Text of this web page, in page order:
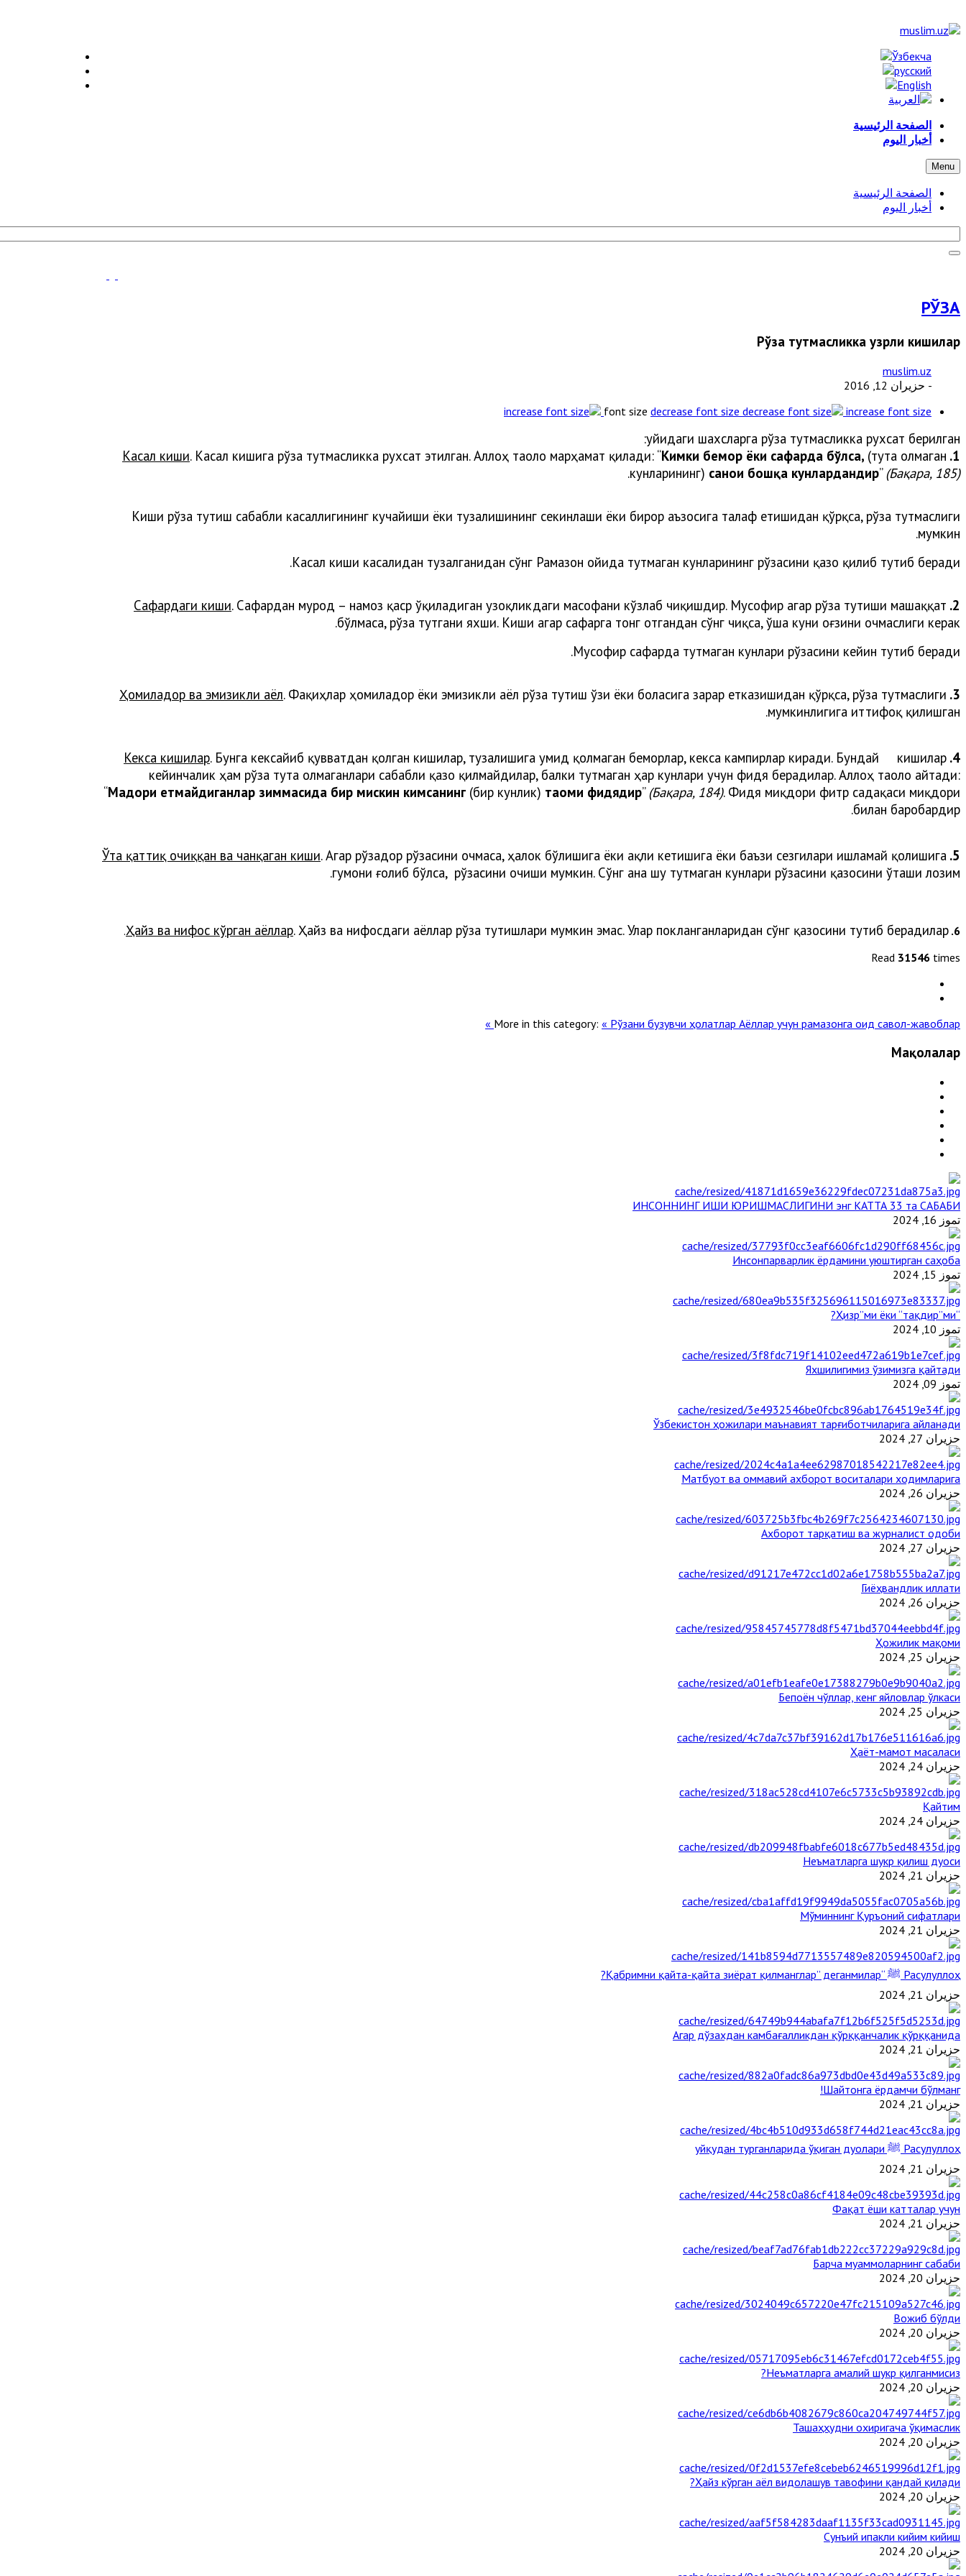
الصفحة الرئيسية
أخبار اليوم
Menu
الصفحة الرئيسية
أخبار اليوم
РЎЗА
Рўза тутмасликка узрли кишилар
muslim.uz
- حزيران 12, 2016
font size decrease font size increase font size
Қуйидаги шахсларга рўза тутмасликка рухсат берилган:
1.
Касал киши. Касал кишига рўза тутмасликка рухсат этилган. Аллоҳ таоло марҳамат қилади: “Кимки бемор ёки сафарда бўлса, (тута олмаган
кунларининг) саноғи бошқа кунлардандир”(Бақара, 185)
.
Киши рўза тутиш сабабли касаллигининг кучайиши ёки тузалишининг секинлаши ёки бирор аъзосига талаф етишидан қўрқса, рўза тутмаслиги
мумкин.
Касал киши касалидан тузалганидан сўнг Рамазон ойида тутмаган кунларининг рўзасини қазо қилиб тутиб беради.
2.
Сафардаги киши. Сафардан мурод – намоз қаср ўқиладиган узоқликдаги масофани кўзлаб чиқишдир. Мусофир агар рўза тутиши машаққат
бўлмаса, рўза тутгани яхши. Киши агар сафарга тонг отгандан сўнг чиқса, ўша куни оғзини очмаслиги керак.
Мусофир сафарда тутмаган кунлари рўзасини кейин тутиб беради.
3.
Ҳомиладор ва эмизикли аёл. Фақиҳлар ҳомиладор ёки эмизикли аёл рўза тутиш ўзи ёки боласига зарар етказишидан қўрқса, рўза тутмаслиги
мумкинлигига иттифоқ қилишган.
4.
Кекса кишилар. Бунга кексайиб қувватдан қолган кишилар, тузалишига умид қолмаган беморлар, кекса кампирлар киради. Бундай кишилар
кейинчалик ҳам рўза тута олмаганлари сабабли қазо қилмайдилар, балки тутмаган ҳар кунлари учун фидя берадилар. Аллоҳ таоло айтади:
“Мадори етмайдиганлар зиммасида бир мискин кимсанинг (бир кунлик) таоми фидядир”(Бақара, 184). Фидя миқдори фитр садақаси миқдори
билан баробардир.
5.
Ўта қаттиқ очиққан ва чанқаган киши. Агар рўзадор рўзасини очмаса, ҳалок бўлишига ёки ақли кетишига ёки баъзи сезгилари ишламай қолишига
гумони ғолиб бўлса, рўзасини очиши мумкин. Сўнг ана шу тутмаган кунлари рўзасини қазосини ўташи лозим.
6.
Ҳайз ва нифос кўрган аёллар. Ҳайз ва нифосдаги аёллар рўза тутишлари мумкин эмас. Улар покланганларидан сўнг қазосини тутиб берадилар
.
Read 31546 times
More in this category: « Рўзани бузувчи ҳолатлар Аёллар учун рамазонга оид савол-жавоблар »
Мақолалар
ИНСОННИНГ ИШИ ЮРИШМАСЛИГИНИ энг КАТТА 33 та САБАБИ
تموز 16, 2024
Инсонпарварлик ёрдамини уюштирган саҳоба
تموز 15, 2024
“Ҳизр”ми ёки “тақдир”ми?
تموز 10, 2024
Яхшилигимиз ўзимизга қайтади
تموز 09, 2024
Ўзбекистон ҳожилари маънавият тарғиботчиларига айланади
حزيران 27, 2024
Матбуот ва оммавий ахборот воситалари ходимларига
حزيران 26, 2024
Ахборот тарқатиш ва журналист одоби
حزيران 27, 2024
Гиёҳвандлик иллати
حزيران 26, 2024
Ҳожилик мақоми
حزيران 25, 2024
Бепоён чўллар, кенг яйловлар ўлкаси
حزيران 25, 2024
Ҳаёт-мамот масаласи
حزيران 24, 2024
Қайтим
حزيران 24, 2024
Неъматларга шукр қилиш дуоси
حزيران 21, 2024
Мўминнинг Қуръоний сифатлари
حزيران 21, 2024
Расулуллоҳ ﷺ “Қабримни қайта-қайта зиёрат қилманглар” деганмилар?
حزيران 21, 2024
Агар дўзахдан камбағалликдан қўрққанчалик қўрққанида
حزيران 21, 2024
Шайтонга ёрдамчи бўлманг!
حزيران 21, 2024
Расулуллоҳ ﷺ уйқудан турганларида ўқиган дуолари
حزيران 21, 2024
Фақат ёши катталар учун
حزيران 21, 2024
Барча муаммоларнинг сабаби
حزيران 20, 2024
Вожиб бўлди
حزيران 20, 2024
Неъматларга амалий шукр қилганмисиз?
حزيران 20, 2024
Ташаҳҳудни охиригача ўқимаслик
حزيران 20, 2024
Ҳайз кўрган аёл видолашув тавофини қандай қилади?
حزيران 20, 2024
Сунъий ипакли кийим кийиш
حزيران 20, 2024